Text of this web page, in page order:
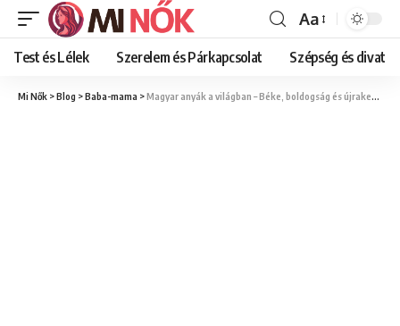
Font
Resizer
Aa
Test és Lélek Szerelem és Párkapcsolat Szépség és divat
Mi Nők >Blog >Baba-mama >Magyar anyák a világban – Béke, boldogság és újrakezdés Új-Zélandon